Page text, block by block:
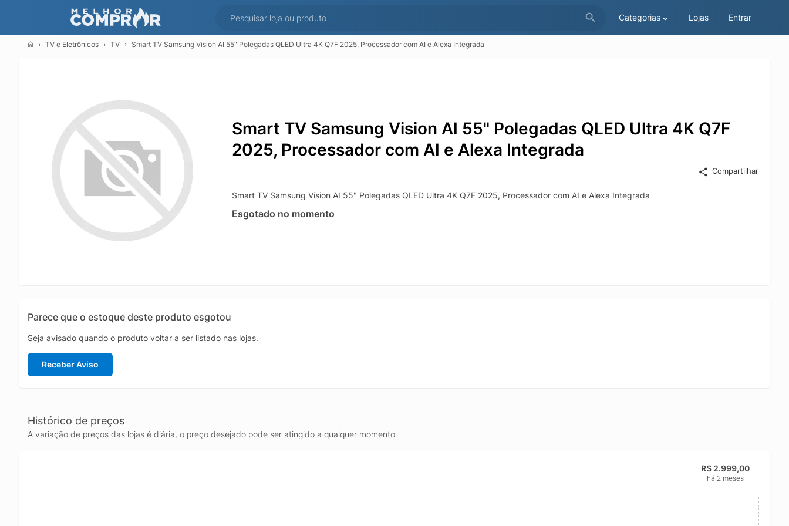
Categorias Lojas Entrar
TV e Eletrônicos TV Smart TV Samsung Vision AI 55" Polegadas QLED Ultra 4K Q7F 2025, Processador com AI e Alexa Integrada
Smart TV Samsung Vision AI 55" Polegadas QLED Ultra 4K Q7F
2025, Processador com AI e Alexa Integrada
Compartilhar
Smart TV Samsung Vision AI 55" Polegadas QLED Ultra 4K Q7F 2025, Processador com AI e Alexa Integrada
Esgotado no momento
Parece que o estoque deste produto esgotou
Seja avisado quando o produto voltar a ser listado nas lojas.
Receber Aviso
Histórico de preços
A variação de preços das lojas é diária, o preço desejado pode ser atingido a qualquer momento.
R$ 2.999,00
há 2 meses